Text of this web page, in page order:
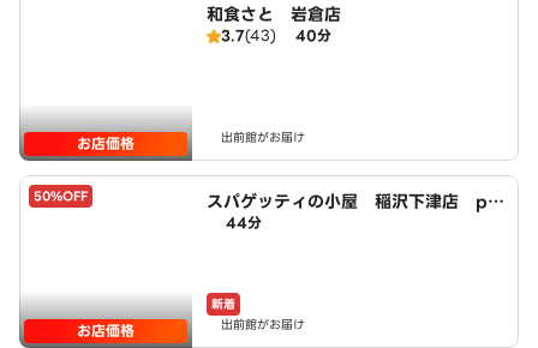
お店価格
和食さと 岩倉店
3.7(43) 40分
出前館がお届け
50%OFF
お店価格
スパゲッティの小屋 稲沢下津店 po
wered by LAWSON
44分
新着
出前館がお届け